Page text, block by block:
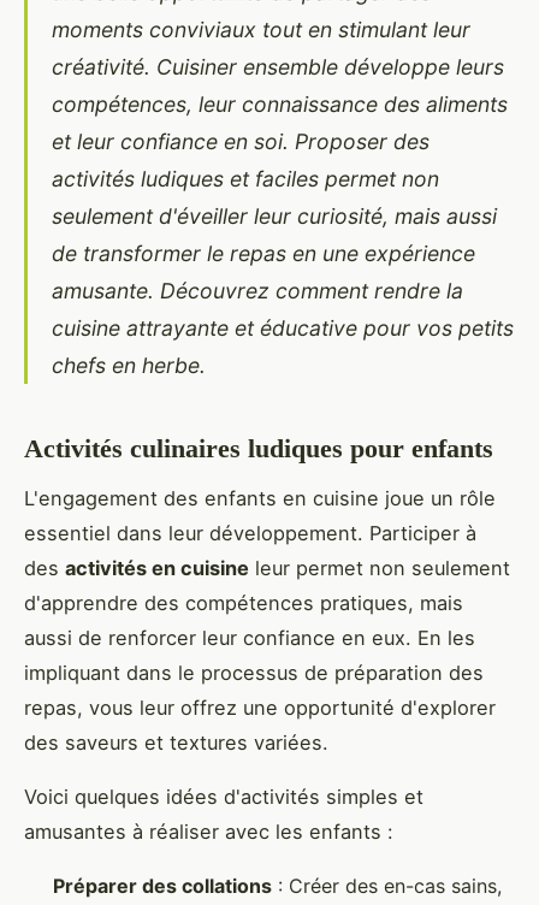
moments conviviaux tout en stimulant leur
créativité. Cuisiner ensemble développe leurs
compétences, leur connaissance des aliments
et leur confiance en soi. Proposer des
activités ludiques et faciles permet non
seulement d'éveiller leur curiosité, mais aussi
de transformer le repas en une expérience
amusante. Découvrez comment rendre la
cuisine attrayante et éducative pour vos petits
chefs en herbe.
Activités culinaires ludiques pour enfants
L'engagement des enfants en cuisine joue un rôle
essentiel dans leur développement. Participer à
des activités en cuisine leur permet non seulement
d'apprendre des compétences pratiques, mais
aussi de renforcer leur confiance en eux. En les
impliquant dans le processus de préparation des
repas, vous leur offrez une opportunité d'explorer
des saveurs et textures variées.
Voici quelques idées d'activités simples et
amusantes à réaliser avec les enfants :
Préparer des collations : Créer des en-cas sains,